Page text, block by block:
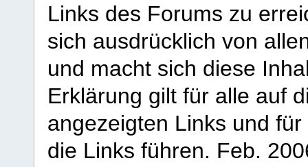
Links des Forums zu
sich ausdrücklich von
und macht sich diese
Erklärung gilt für alle auf
angezeigten Links und
die Links führen. Feb.